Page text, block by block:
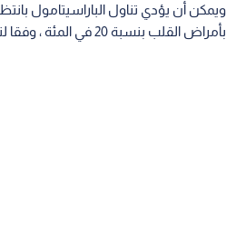
ويمكن أن يؤدي تناول الباراسيتامول
بأمراض القلب بنسبة 20 في المئة ، وفقا لتقديراتهم.